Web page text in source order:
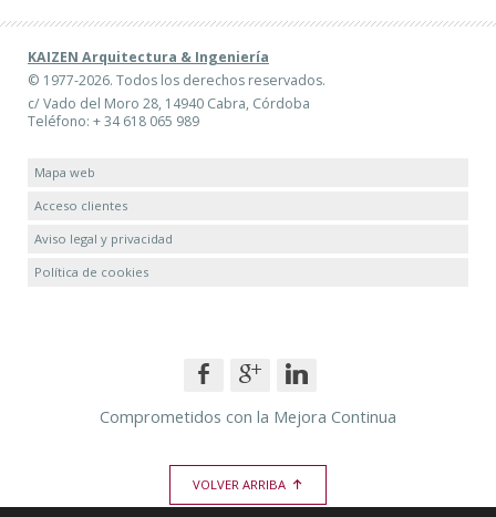
KAIZEN Arquitectura & Ingeniería
© 1977-2026. Todos los derechos reservados.
c/ Vado del Moro 28, 14940 Cabra, Córdoba
Teléfono: + 34 618 065 989
Mapa web
Acceso clientes
Aviso legal y privacidad
Política de cookies
Comprometidos con la Mejora Continua
VOLVER ARRIBA